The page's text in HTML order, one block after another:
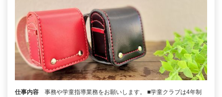
仕事内容
事務や学童指導業務をお願いします。 ■学童クラブは4年制